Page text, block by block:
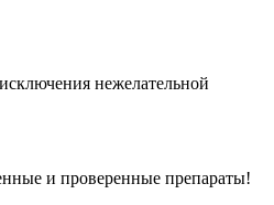
нежелательной
и проверенные препараты!